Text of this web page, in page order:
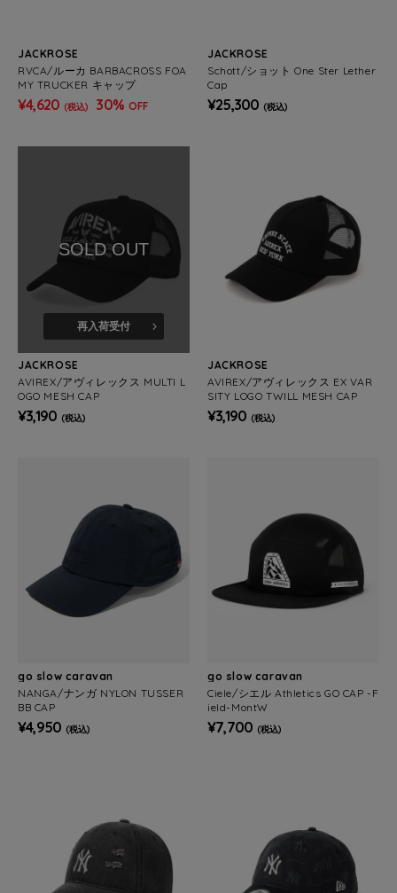
JACKROSE
RVCA/ルーカ BARBACROSS FOA
MY TRUCKER キャップ
¥4,620 (税込) 30% OFF
JACKROSE
Schott/ショット One Ster Lether
Cap
¥25,300 (税込)
SOLD OUT
再入荷受付
JACKROSE
AVIREX/アヴィレックス MULTI L
OGO MESH CAP
¥3,190 (税込)
JACKROSE
AVIREX/アヴィレックス EX VAR
SITY LOGO TWILL MESH CAP
¥3,190 (税込)
go slow caravan
NANGA/ナンガ NYLON TUSSER
BB CAP
¥4,950 (税込)
go slow caravan
Ciele/シエル Athletics GO CAP -F
ield-MontW
¥7,700 (税込)